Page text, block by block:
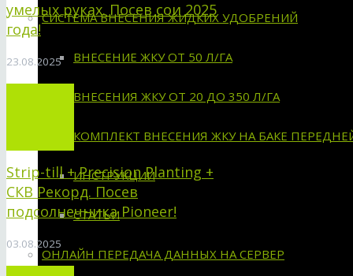
СИСТЕМА ВНЕСЕНИЯ ЖИДКИХ УДОБРЕНИЙ
ВНЕСЕНИЕ ЖКУ ОТ 50 Л/ГА
ВНЕСЕНИЯ ЖКУ ОТ 20 ДО 350 Л/ГА
КОМПЛЕКТ ВНЕСЕНИЯ ЖКУ НА БАКЕ
ИНСТРУКЦИИ
СТАТЬИ
ОНЛАЙН ПЕРЕДАЧА ДАННЫХ НА СЕРВЕР
умелых руках. Посев сои 2025
года!
23.08.2025
Strip-till + Precision Planting +
СКВ Рекорд. Посев
подсолнечника Pioneer!
03.08.2025